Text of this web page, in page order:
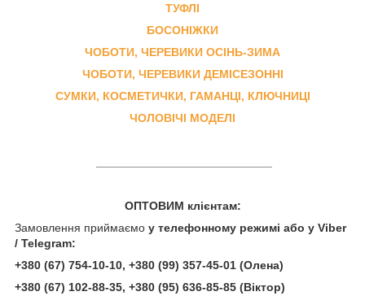
ТУФЛІ
БОСОНІЖКИ
ЧОБОТИ, ЧЕРЕВИКИ ОСІНЬ-ЗИМА
ЧОБОТИ, ЧЕРЕВИКИ ДЕМІСЕЗОННІ
СУМКИ, КОСМЕТИЧКИ, ГАМАНЦІ, КЛЮЧНИЦІ
ЧОЛОВІЧІ МОДЕЛІ
ОПТОВИМ клієнтам:
Замовлення приймаємо у телефонному режимі або у Viber
/ Telegram:
+380 (67) 754-10-10, +380 (99) 357-45-01 (Олена)
+380 (67) 102-88-35, +380 (95) 636-85-85 (Віктор)